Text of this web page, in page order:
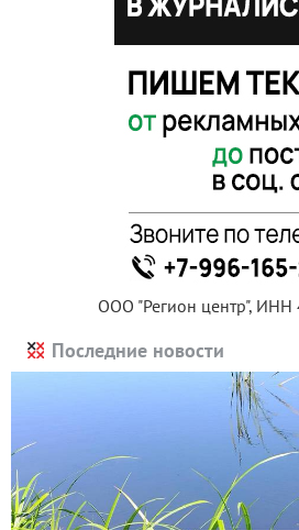
ООО "Регион центр",
Последние новости